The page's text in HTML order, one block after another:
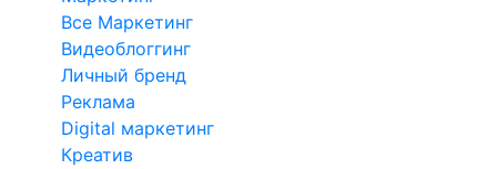
Все Маркетинг
Видеоблоггинг
Личный бренд
Реклама
Digital маркетинг
Креатив